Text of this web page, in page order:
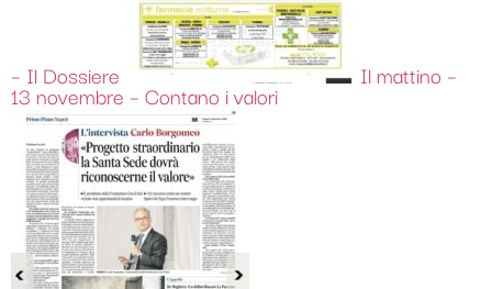
– Il Dossiere Il mattino –
13 novembre – Contano i valori